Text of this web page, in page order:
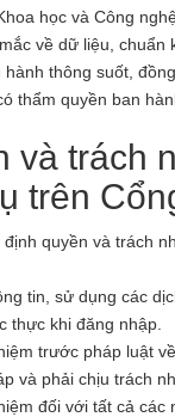
học và Công
về dữ liệu, chuẩn
hành thông suốt,
thẩm quyền ban
và trách
trên
quyền và trách
tin, sử dụng các
thực khi đăng nhập.
trước pháp luật
và phải chịu trách
đối với tất cả